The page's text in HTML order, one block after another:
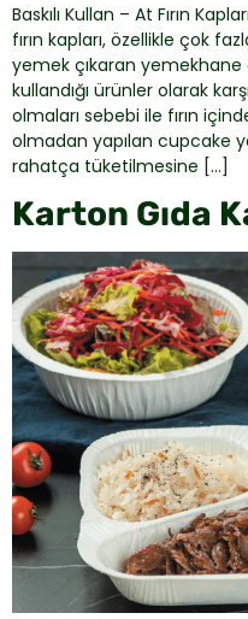
Baskılı Kullan – At Fırın
fırın kapları, özellikle çok
yemek çıkaran yemekhane
kullandığı ürünler olarak
olmaları sebebi ile fırın
olmadan yapılan cupcake
rahatça tüketilmesine […]
Karton Gıda